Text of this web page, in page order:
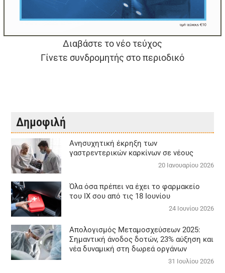
Διαβάστε το νέο τεύχος
Γίνετε συνδρομητής στο περιοδικό
Δημοφιλή
Aνησυχητική έκρηξη των
γαστρεντερικών καρκίνων σε νέους
20 Ιανουαρίου 2026
Όλα όσα πρέπει να έχει το φαρμακείο
του ΙΧ σου από τις 18 Ιουνίου
24 Ιουνίου 2026
Απολογισμός Μεταμοσχεύσεων 2025:
Σημαντική άνοδος δοτών, 23% αύξηση και
νέα δυναμική στη δωρεά οργάνων
31 Ιουλίου 2026